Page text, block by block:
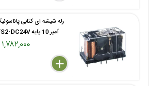
آمپر 10 پایه PANASONIC SFS2-DC24V
۱,۷۸۲,۰۰۰ تومان
delete
remove
add